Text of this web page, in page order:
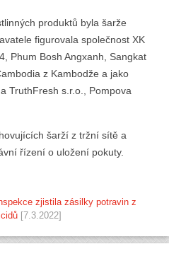
produktů byla šarže
figurovala společnost XK
Phum Bosh Angxanh, Sangkat
z Kambodže a jako
TruthFresh s.r.o., Pompova
šarží z tržní sítě a
řízení o uložení pokuty.
zjistila zásilky potravin z
[7.3.2022]